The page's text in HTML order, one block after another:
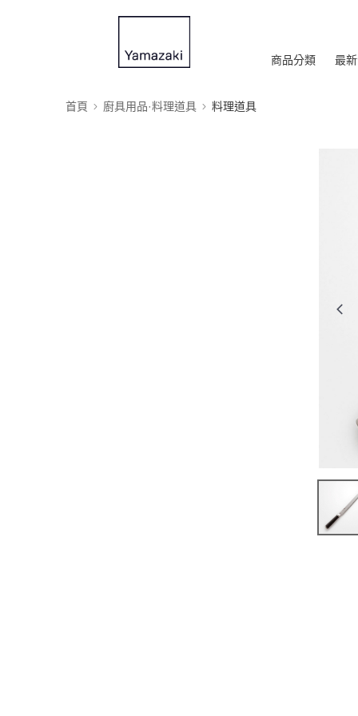
商品分類 最
首頁 廚具用品·料理道具 料理道具